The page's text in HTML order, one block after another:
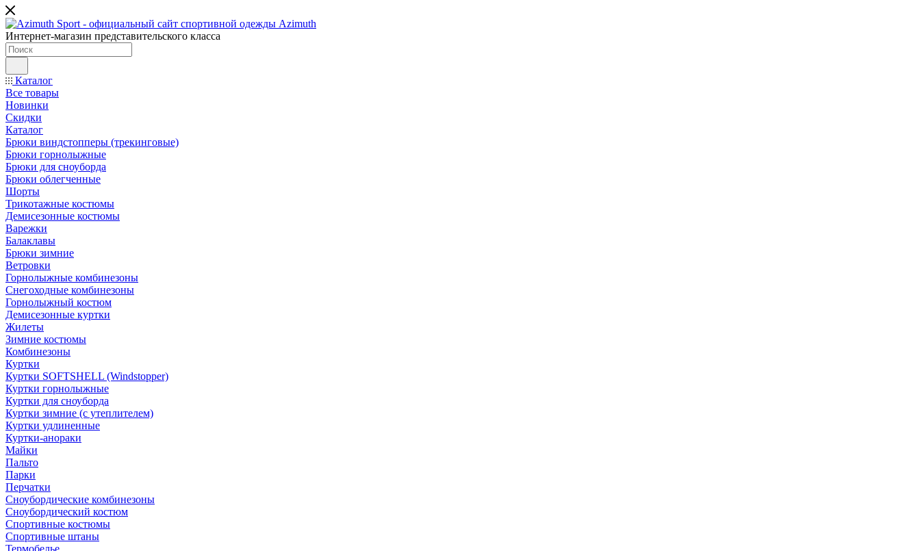
Интернет-магазин представительского класса
Каталог
Все товары
Новинки
Скидки
Каталог
Брюки виндстопперы (трекинговые)
Брюки горнолыжные
Брюки для сноуборда
Брюки облегченные
Шорты
Трикотажные костюмы
Демисезонные костюмы
Варежки
Балаклавы
Брюки зимние
Ветровки
Горнолыжные комбинезоны
Снегоходные комбинезоны
Горнолыжный костюм
Демисезонные куртки
Жилеты
Зимние костюмы
Комбинезоны
Куртки
Куртки SOFTSHELL (Windstopper)
Куртки горнолыжные
Куртки для сноуборда
Куртки зимние (с утеплителем)
Куртки удлиненные
Куртки-анораки
Майки
Пальто
Парки
Перчатки
Сноубордические комбинезоны
Сноубордический костюм
Спортивные костюмы
Спортивные штаны
Термобелье